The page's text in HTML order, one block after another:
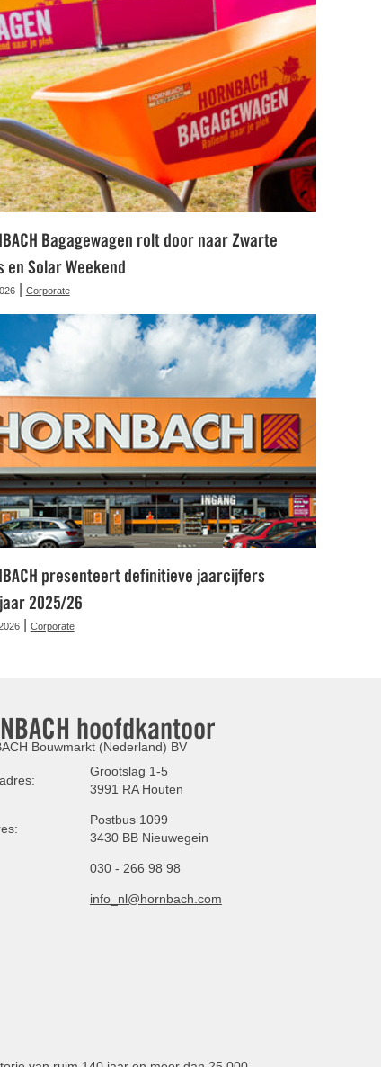
Bagagewagen rolt door naar Zwarte
en Solar Weekend
| Corporate
presenteert definitieve jaarcijfers
2025/26
| Corporate
hoofdkantoor
Bouwmarkt (Nederland) BV
Grootslag 1-5
3991 RA Houten
Postbus 1099
3430 BB Nieuwegein
030 - 266 98 98
info_nl@hornbach.com